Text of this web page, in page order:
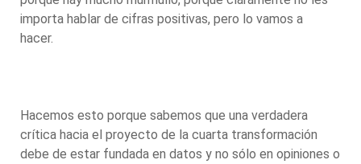
importa hablar de cifras positivas, pero lo vamos a
hacer.
Hacemos esto porque sabemos que una verdadera
crítica hacia el proyecto de la cuarta transformación
debe de estar fundada en datos y no sólo en opiniones o